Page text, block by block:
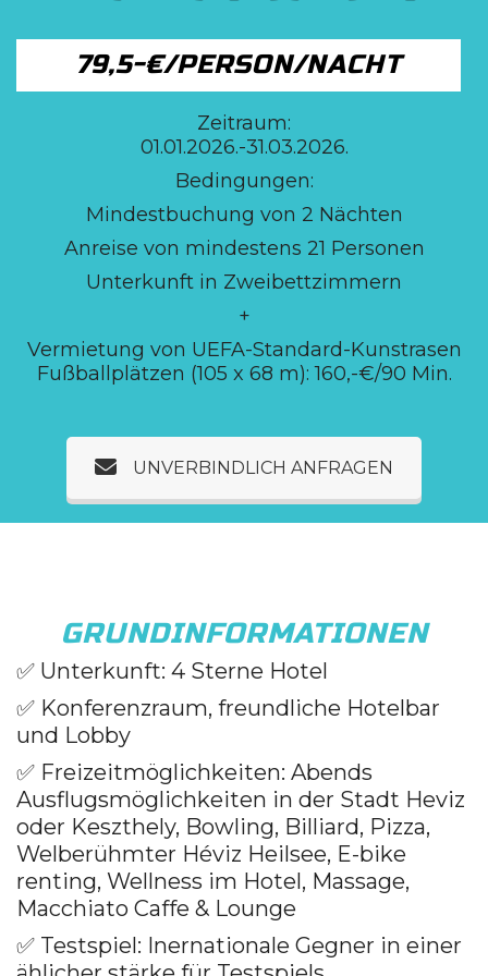
79,5-€/PERSON/NACHT
Zeitraum:
01.01.2026.-31.03.2026.
Bedingungen:
Mindestbuchung von 2 Nächten
Anreise von mindestens 21 Personen
Unterkunft in Zweibettzimmern
+
Vermietung von UEFA-Standard-Kunstrasen
Fußballplätzen (105 x 68 m): 160,-€/90 Min.
UNVERBINDLICH ANFRAGEN
GRUNDINFORMATIONEN
✅ Unterkunft: 4 Sterne Hotel
✅ Konferenzraum, freundliche Hotelbar
und Lobby
✅ Freizeitmöglichkeiten: Abends
Ausflugsmöglichkeiten in der Stadt Heviz
oder Keszthely, Bowling, Billiard, Pizza,
Welberühmter Héviz Heilsee, E-bike
renting, Wellness im Hotel, Massage,
Macchiato Caffe & Lounge
✅ Testspiel: Inernationale Gegner in einer